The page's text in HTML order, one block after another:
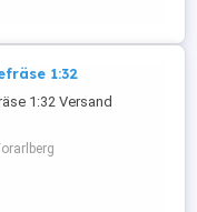
1:32
1:32 Versand